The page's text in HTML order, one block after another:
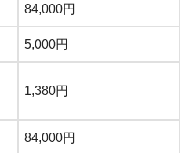
84,000円
5,000円
1,380円
84,000円